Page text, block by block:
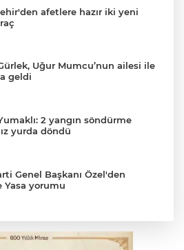
afetlere hazır iki yeni
Uğur Mumcu’nun ailesi ile
geldi
2 yangın söndürme
yurda döndü
Genel Başkanı Özel'den
Yasa yorumu
piyasada altın fiyatları...